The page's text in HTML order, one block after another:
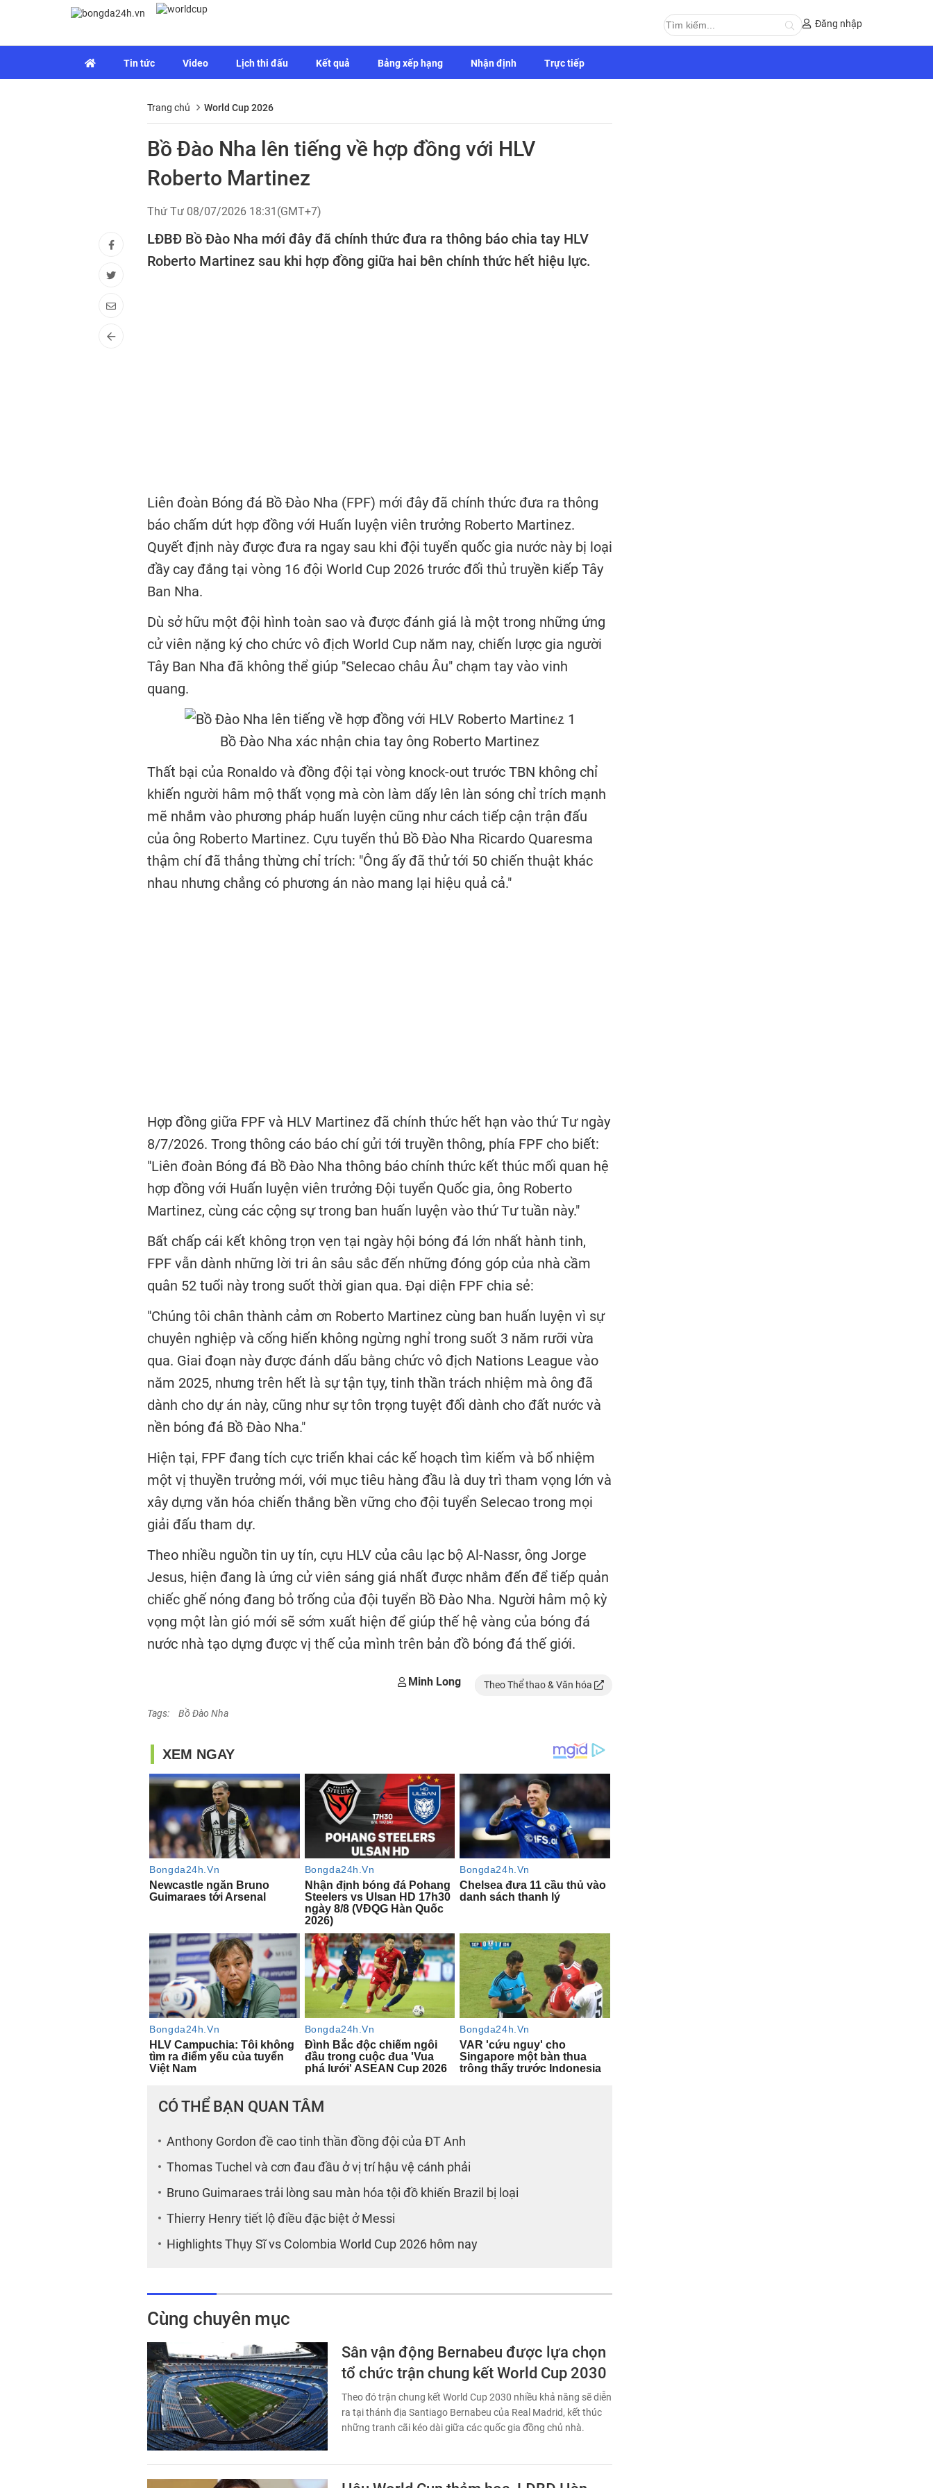
Đăng nhập
Tin tức Video Lịch thi đấu Kết quả Bảng xếp hạng Nhận định Trực tiếp
Trang chủ World Cup 2026
Bồ Đào Nha lên tiếng về hợp đồng với HLV
Roberto Martinez
Thứ Tư 08/07/2026 18:31(GMT+7)
LĐBĐ Bồ Đào Nha mới đây đã chính thức đưa ra thông báo chia tay HLV
Roberto Martinez sau khi hợp đồng giữa hai bên chính thức hết hiệu lực.
Liên đoàn Bóng đá Bồ Đào Nha (FPF) mới đây đã chính thức đưa ra thông
báo chấm dứt hợp đồng với Huấn luyện viên trưởng Roberto Martinez.
Quyết định này được đưa ra ngay sau khi đội tuyển quốc gia nước này bị loại
đầy cay đắng tại vòng 16 đội World Cup 2026 trước đối thủ truyền kiếp Tây
Ban Nha.
Dù sở hữu một đội hình toàn sao và được đánh giá là một trong những ứng
cử viên nặng ký cho chức vô địch World Cup năm nay, chiến lược gia người
Tây Ban Nha đã không thể giúp "Selecao châu Âu" chạm tay vào vinh
quang.
Bồ Đào Nha xác nhận chia tay ông Roberto Martinez
Thất bại của Ronaldo và đồng đội tại vòng knock-out trước TBN không chỉ
khiến người hâm mộ thất vọng mà còn làm dấy lên làn sóng chỉ trích mạnh
mẽ nhắm vào phương pháp huấn luyện cũng như cách tiếp cận trận đấu
của ông Roberto Martinez. Cựu tuyển thủ Bồ Đào Nha Ricardo Quaresma
thậm chí đã thẳng thừng chỉ trích: "Ông ấy đã thử tới 50 chiến thuật khác
nhau nhưng chẳng có phương án nào mang lại hiệu quả cả."
Hợp đồng giữa FPF và HLV Martinez đã chính thức hết hạn vào thứ Tư ngày
8/7/2026. Trong thông cáo báo chí gửi tới truyền thông, phía FPF cho biết:
"Liên đoàn Bóng đá Bồ Đào Nha thông báo chính thức kết thúc mối quan hệ
hợp đồng với Huấn luyện viên trưởng Đội tuyển Quốc gia, ông Roberto
Martinez, cùng các cộng sự trong ban huấn luyện vào thứ Tư tuần này."
Bất chấp cái kết không trọn vẹn tại ngày hội bóng đá lớn nhất hành tinh,
FPF vẫn dành những lời tri ân sâu sắc đến những đóng góp của nhà cầm
quân 52 tuổi này trong suốt thời gian qua. Đại diện FPF chia sẻ:
"Chúng tôi chân thành cảm ơn Roberto Martinez cùng ban huấn luyện vì sự
chuyên nghiệp và cống hiến không ngừng nghỉ trong suốt 3 năm rưỡi vừa
qua. Giai đoạn này được đánh dấu bằng chức vô địch Nations League vào
năm 2025, nhưng trên hết là sự tận tụy, tinh thần trách nhiệm mà ông đã
dành cho dự án này, cũng như sự tôn trọng tuyệt đối dành cho đất nước và
nền bóng đá Bồ Đào Nha."
Hiện tại, FPF đang tích cực triển khai các kế hoạch tìm kiếm và bổ nhiệm
một vị thuyền trưởng mới, với mục tiêu hàng đầu là duy trì tham vọng lớn và
xây dựng văn hóa chiến thắng bền vững cho đội tuyển Selecao trong mọi
giải đấu tham dự.
Theo nhiều nguồn tin uy tín, cựu HLV của câu lạc bộ Al-Nassr, ông Jorge
Jesus, hiện đang là ứng cử viên sáng giá nhất được nhắm đến để tiếp quản
chiếc ghế nóng đang bỏ trống của đội tuyển Bồ Đào Nha. Người hâm mộ kỳ
vọng một làn gió mới sẽ sớm xuất hiện để giúp thế hệ vàng của bóng đá
nước nhà tạo dựng được vị thế của mình trên bản đồ bóng đá thế giới.
Minh Long Theo Thể thao & Văn hóa
Tags: Bồ Đào Nha
CÓ THỂ BẠN QUAN TÂM
Anthony Gordon đề cao tinh thần đồng đội của ĐT Anh
Thomas Tuchel và cơn đau đầu ở vị trí hậu vệ cánh phải
Bruno Guimaraes trải lòng sau màn hóa tội đồ khiến Brazil bị loại
Thierry Henry tiết lộ điều đặc biệt ở Messi
Highlights Thụy Sĩ vs Colombia World Cup 2026 hôm nay
Cùng chuyên mục
Sân vận động Bernabeu được lựa chọn
tổ chức trận chung kết World Cup 2030
Theo đó trận chung kết World Cup 2030 nhiều khả năng sẽ diễn
ra tại thánh địa Santiago Bernabeu của Real Madrid, kết thúc
những tranh cãi kéo dài giữa các quốc gia đồng chủ nhà.